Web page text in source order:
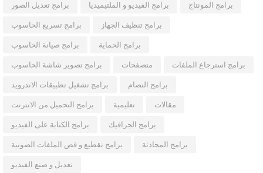
برامج تعديل الصور برامج الفيديو و الملتيميديا برامج المونتاج
برامج تسريع الحاسوب برامج تنظيف الجهاز
برامج صيانة الحاسوب برامج الحماية
برامج تصوير شاشة الحاسوب متصفحات برامج استرجاع الملفات
برامج تشغيل تطبيقات الاندرويد برامج النضام
برامج التحميل من الانترنت تعليمية مقالات
برامج الكتابة على الفيديو برامج الجرافيك
برامج تقطيع و قص الملفات الصوتية برامج المحادثة
تعديل و صنع الفيديو